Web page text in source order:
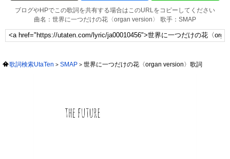
ブログやHPでこの歌詞を共有する場合はこのURLをコピーしてください
曲名：世界に一つだけの花〈organ version〉 歌手：SMAP
歌詞検索UtaTen SMAP 世界に一つだけの花〈organ version〉歌詞